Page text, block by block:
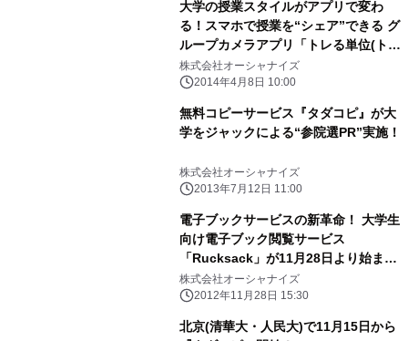
大学の授業スタイルがアプリで変わ
る！スマホで授業を“シェア”できる グ
ループカメラアプリ「トレる単位(トレ
タン)α版」の提供開始
株式会社オーシャナイズ
2014年4月8日 10:00
無料コピーサービス『タダコピ』が大
学をジャックによる“参院選PR”実施！
株式会社オーシャナイズ
2013年7月12日 11:00
電子ブックサービスの新革命！ 大学生
向け電子ブック閲覧サービス
「Rucksack」が11月28日より始ま
る！
株式会社オーシャナイズ
2012年11月28日 15:30
北京(清華大・人民大)で11月15日から